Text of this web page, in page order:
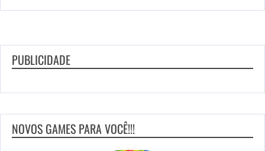
PUBLICIDADE
NOVOS GAMES PARA VOCÊ!!!